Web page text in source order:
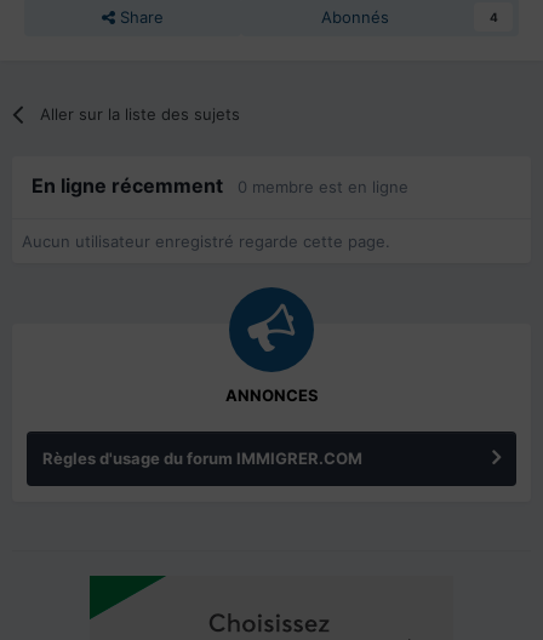
Share Abonnés 4
Aller sur la liste des sujets
En ligne récemment 0 membre est en ligne
Aucun utilisateur enregistré regarde cette page.
ANNONCES
Règles d'usage du forum IMMIGRER.COM